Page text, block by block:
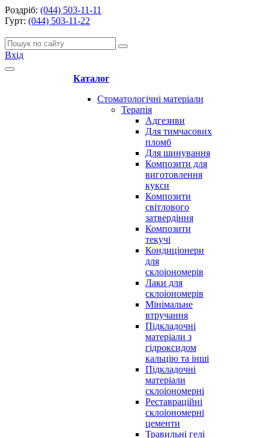
Роздріб: (044) 503-11-11
Гурт: (044) 503-11-22
Вхід
Каталог
Стоматологічні матеріали
Терапія
Адгезиви
Для тимчасових
пломб
Для шинування
Композити для
виготовлення
кукси
Композити
світлового
затвердіння
Композити
текучі
Кондиціонери
для
склоіономерів
Лаки для
склоіономерів
Мінімальне
втручання
Підкладочні
матеріали з
гідроксидом
кальцію та інші
Підкладочні
матеріали
склоіономерні
Реставраційні
склоіономерні
цементи
Травильні гелі